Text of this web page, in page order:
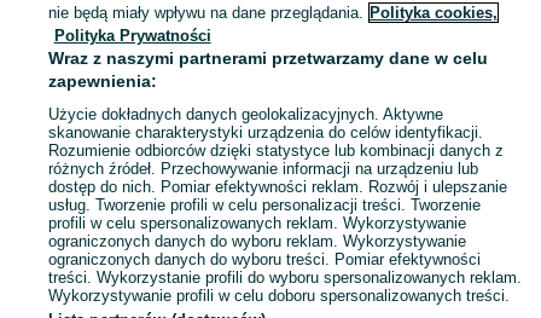
Mapa kategorii
Mapa miejscowości
Mapa ministron
Popularne wyszukiwania
nie będą miały wpływu na dane przeglądania. Polityka cookies,
Polityka Prywatności
Wraz z naszymi partnerami przetwarzamy dane w celu
zapewnienia:
Użycie dokładnych danych geolokalizacyjnych. Aktywne
skanowanie charakterystyki urządzenia do celów identyfikacji.
Rozumienie odbiorców dzięki statystyce lub kombinacji danych z
różnych źródeł. Przechowywanie informacji na urządzeniu lub
dostęp do nich. Pomiar efektywności reklam. Rozwój i ulepszanie
usług. Tworzenie profili w celu personalizacji treści. Tworzenie
profili w celu spersonalizowanych reklam. Wykorzystywanie
ograniczonych danych do wyboru reklam. Wykorzystywanie
ograniczonych danych do wyboru treści. Pomiar efektywności
treści. Wykorzystanie profili do wyboru spersonalizowanych reklam.
Wykorzystywanie profili w celu doboru spersonalizowanych treści.